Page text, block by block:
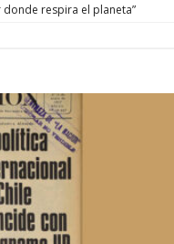
respira el planeta”